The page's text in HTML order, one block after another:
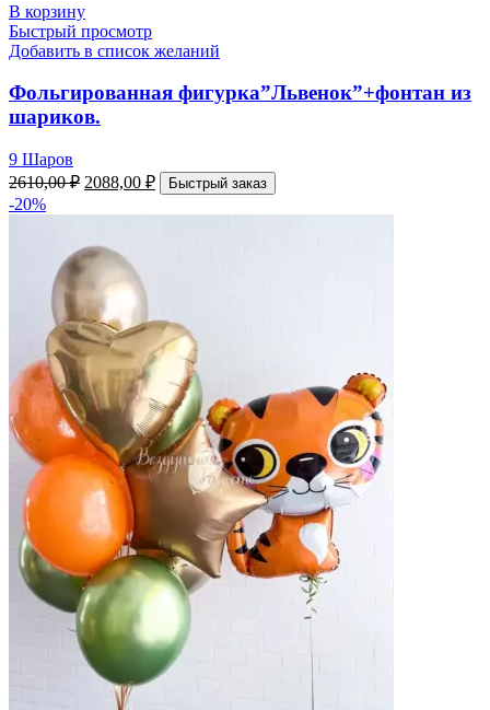
В корзину
Быстрый просмотр
Добавить в список желаний
Фольгированная фигурка”Львенок”+фонтан из
шариков.
9 Шаров
2610,00₽ 2088,00 ₽ Быстрый заказ
-20%